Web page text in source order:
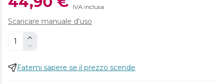
IVA inclusa
Scaricare manuale d'uso
Fatemi sapere se il prezzo scende